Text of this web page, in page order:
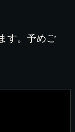
す。予めご